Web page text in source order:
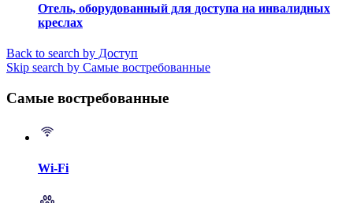
Отель, оборудованный для доступа на инвалидных
креслах
Back to search by Доступ
Skip search by Самые востребованные
Самые востребованные
Wi-Fi